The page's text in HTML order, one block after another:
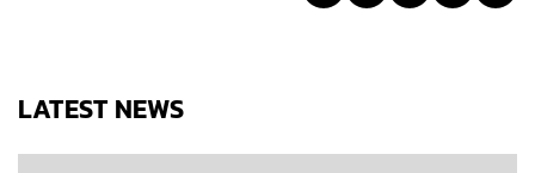
LATEST NEWS